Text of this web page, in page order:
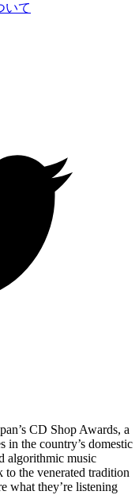
いて
CD Shop Awards, a
in the country’s domestic
algorithmic music
to the venerated tradition
what they’re listening